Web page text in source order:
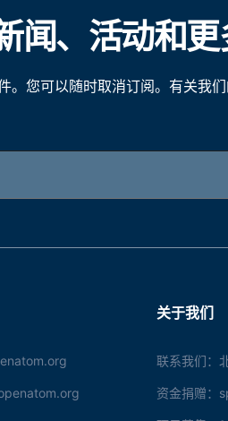
闻、活动和
您可以随时取消订阅。有关我
关于我们
联系我们：
资金捐赠：